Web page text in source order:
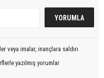
veya imalar, inançlara saldırı
yazılmış yorumlar